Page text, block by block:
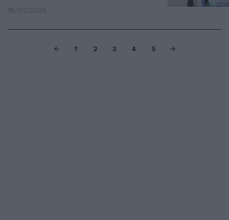
18/02/2026
1 2 3 4 5